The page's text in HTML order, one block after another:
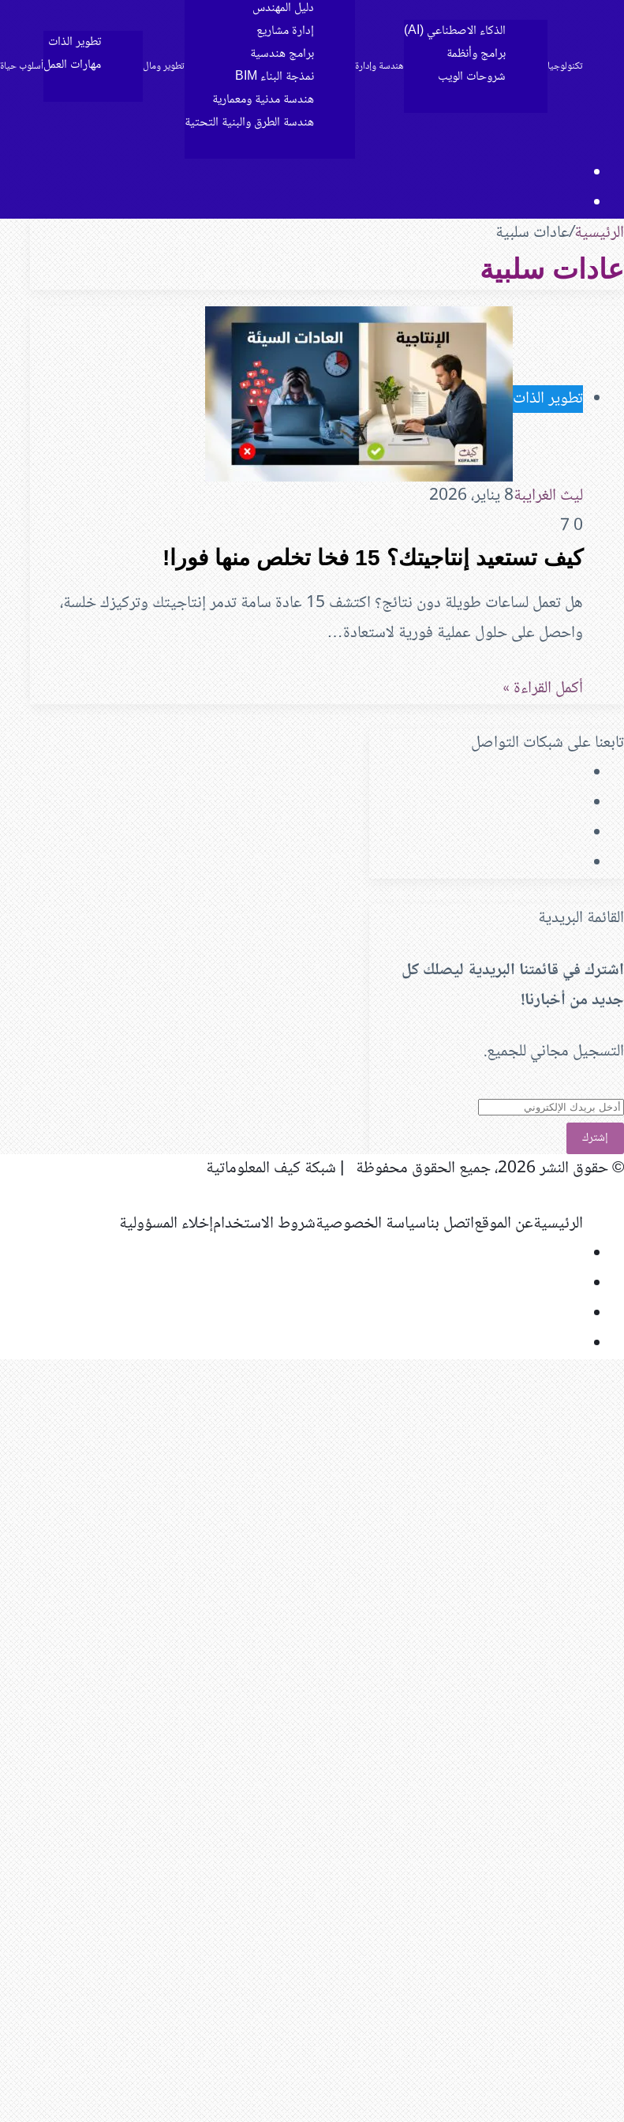
الرئيسية
تكنولوجيا
الذكاء الاصطناعي (AI)
برامج وأنظمة
شروحات الويب
هندسة وإدارة
دليل المهندس
إدارة مشاريع
برامج هندسية
نمذجة البناء BIM
هندسة مدنية ومعمارية
هندسة الطرق والبنية التحتية
تطوير ومال
تطوير الذات
مهارات العملأسلوب حياة
عنالرئيسية/عادات سلبية
عادات سلبية
تطوير الذات
ليث الغرايبة8 يناير، 2026
0
كيف تستعيد إنتاجيتك؟ 15 فخا تخلص منها فورا!
هل تعمل لساعات طويلة دون نتائج؟ اكتشف 15 عادة سامة تدمر إنتاجيتك وتركيزك خلسة،
واحصل على حلول عملية فورية لاستعادة…
أكمل القراءة »
تابعنا على شبكات التواصل
القائمة البريدية
اشترك في قائمتنا البريدية ليصلك كل
جديد من أخبارنا!
التسجيل مجاني للجميع.
أدخل
بريدك
الإلكتروني
© حقوق النشر 2026، جميع الحقوق محفوظة | شبكة كيف المعلوماتية
الرئيسيةعن الموقعاتصل بناسياسة الخصوصيةشروط الاستخدامإخلاء المسؤولية